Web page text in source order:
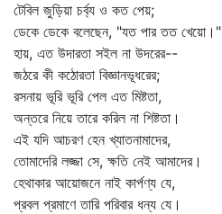
টেবিল জুড়িয়া চর্ব্য ও কত পেয়;
ডেকে ডেকে বলেছেন, "যত পার তত খেয়ো।"
হায়, এত উদারতা সইল না উদরের--
জঠরে কী কঠোরতা বিজ্ঞানভূধরের;
রসনায় ভূরি ভূরি পেল এত মিষ্টতা,
অন্তরে নিয়ে তারে করিল না শিষ্টতা।
এই যদি আচরণ হেন খ্যাতনামাদের,
তোমাদেরি লজ্জা সে, ক্ষতি নেই আমাদের।
হেথাকার আয়োজনে নাই কার্পণ্য যে,
প্রবল প্রমাণে তারি পরিবার ধন্য যে।